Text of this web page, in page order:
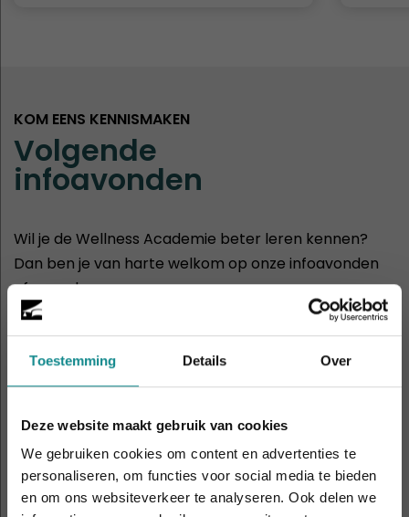
Toestemming Details Over
Deze website maakt gebruik van cookies
We gebruiken cookies om content en advertenties te
personaliseren, om functies voor social media te bieden
en om ons websiteverkeer te analyseren. Ook delen we
KOM EENS KENNISMAKEN
Volgende
infoavonden
Wil je de Wellness Academie beter leren kennen?
Dan ben je van harte welkom op onze infoavonden
of opendagen.
30
aug
Hasselt
2
sep
Rotterdam
19:00 - 21:00
5 Amsterdam